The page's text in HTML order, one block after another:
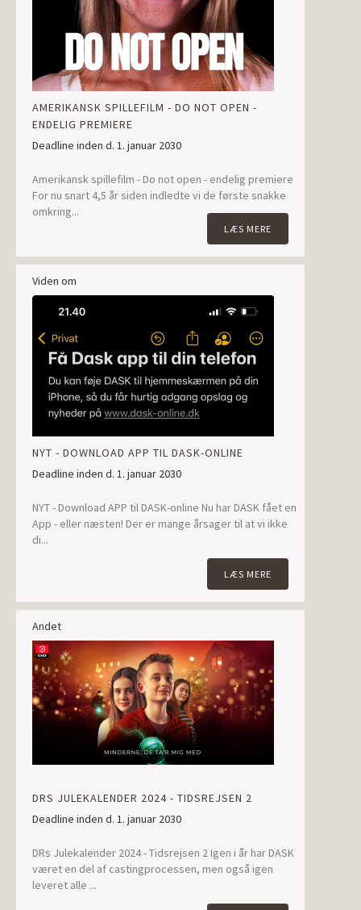
AMERIKANSK SPILLEFILM - DO NOT OPEN -
ENDELIG PREMIERE
Deadline inden d. 1. januar 2030
Amerikansk spillefilm - Do not open - endelig premiere
For nu snart 4,5 år siden indledte vi de første snakke
omkring...
LÆS MERE
Viden om
NYT - DOWNLOAD APP TIL DASK-ONLINE
Deadline inden d. 1. januar 2030
NYT - Download APP til DASK-online Nu har DASK fået en
App - eller næsten! Der er mange årsager til at vi ikke
di...
LÆS MERE
Andet
DRS JULEKALENDER 2024 - TIDSREJSEN 2
Deadline inden d. 1. januar 2030
DRs Julekalender 2024 - Tidsrejsen 2 Igen i år har DASK
været en del af castingprocessen, men også igen
leveret alle ...